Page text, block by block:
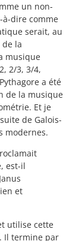
un non-
à-dire comme
serait, au
la
musique
2/3, 3/4,
a été
de la musique
Et je
de Galois-
modernes.
est-il
et
utilise cette
Il termine par